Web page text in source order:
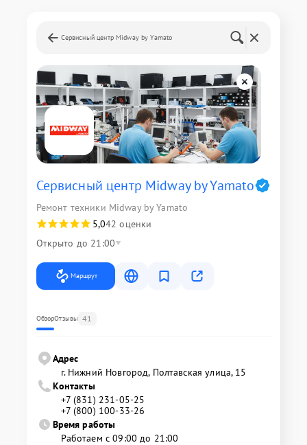
Сервисный центр Midway by Yamato
Сервисный центр Midway by Yamato
Ремонт техники Midway by Yamato
5,042 оценки
Открыто до 21:00
Маршрут
ОбзорОтзывы 41
Адрес
г. Нижний Новгород, Полтавская улица, 15
Контакты
+7 (831) 231-05-25
+7 (800) 100-33-26
Время работы
Работаем с 09:00 до 21:00